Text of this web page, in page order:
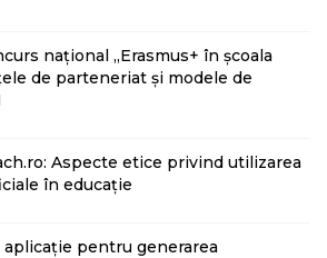
național „Erasmus+ în școala
de parteneriat și modele de
Aspecte etice privind utilizarea
în educație
pentru generarea